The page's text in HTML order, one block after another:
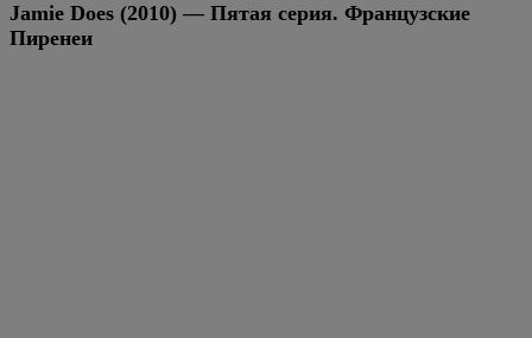
Jamie Does (2010) — Пятая серия. Французские
Пиренеи